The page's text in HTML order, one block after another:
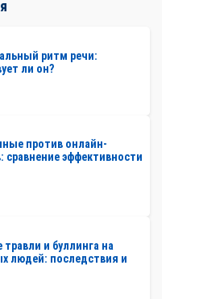
ритм речи:
ли он?
против онлайн-
сравнение эффективности
и буллинга на
людей: последствия и